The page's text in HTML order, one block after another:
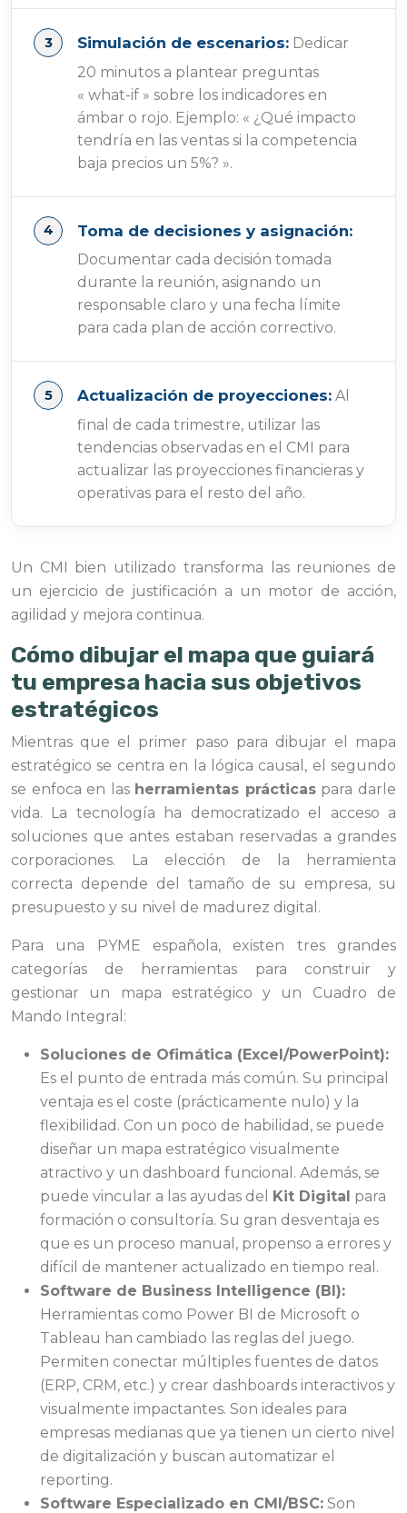
Simulación de escenarios: Dedicar
20 minutos a plantear preguntas
« what-if » sobre los indicadores en
ámbar o rojo. Ejemplo: « ¿Qué impacto
tendría en las ventas si la competencia
baja precios un 5%? ».
Toma de decisiones y asignación:
Documentar cada decisión tomada
durante la reunión, asignando un
responsable claro y una fecha límite
para cada plan de acción correctivo.
Actualización de proyecciones: Al
final de cada trimestre, utilizar las
tendencias observadas en el CMI para
actualizar las proyecciones financieras y
operativas para el resto del año.
Un CMI bien utilizado transforma las reuniones de
un ejercicio de justificación a un motor de acción,
agilidad y mejora continua.
Cómo dibujar el mapa que guiará
tu empresa hacia sus objetivos
estratégicos
Mientras que el primer paso para dibujar el mapa
estratégico se centra en la lógica causal, el segundo
se enfoca en las herramientas prácticaspara darle
vida. La tecnología ha democratizado el acceso a
soluciones que antes estaban reservadas a grandes
corporaciones. La elección de la herramienta
correcta depende del tamaño de su empresa, su
presupuesto y su nivel de madurez digital.
Para una PYME española, existen tres grandes
categorías de herramientas para construir y
gestionar un mapa estratégico y un Cuadro de
Mando Integral:
Soluciones de Ofimática (Excel/PowerPoint):
Es el punto de entrada más común. Su principal
ventaja es el coste (prácticamente nulo) y la
flexibilidad. Con un poco de habilidad, se puede
diseñar un mapa estratégico visualmente
atractivo y un dashboard funcional. Además, se
puede vincular a las ayudas del Kit Digital para
formación o consultoría. Su gran desventaja es
que es un proceso manual, propenso a errores y
difícil de mantener actualizado en tiempo real.
Software de Business Intelligence (BI):
Herramientas como Power BI de Microsoft o
Tableau han cambiado las reglas del juego.
Permiten conectar múltiples fuentes de datos
(ERP, CRM, etc.) y crear dashboards interactivos y
visualmente impactantes. Son ideales para
empresas medianas que ya tienen un cierto nivel
de digitalización y buscan automatizar el
reporting.
Software Especializado en CMI/BSC: Son